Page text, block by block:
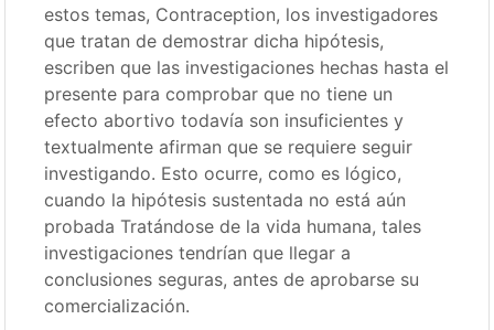
estos temas, Contraception, los investigadores
que tratan de demostrar dicha hipótesis,
escriben que las investigaciones hechas hasta el
presente para comprobar que no tiene un
efecto abortivo todavía son insuficientes y
textualmente afirman que se requiere seguir
investigando. Esto ocurre, como es lógico,
cuando la hipótesis sustentada no está aún
probada Tratándose de la vida humana, tales
investigaciones tendrían que llegar a
conclusiones seguras, antes de aprobarse su
comercialización.